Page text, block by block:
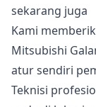
sekarang juga
Kami
Mitsubishi
atur sendiri
Teknisi